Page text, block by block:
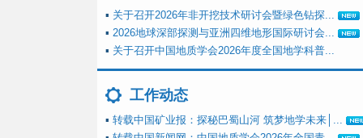
▪ 关于召开2026年非开挖技术研讨会暨绿色钻探...
▪ 2026地球深部探测与亚洲四维地形国际研讨会...
▪ 关于召开中国地质学会2026年度全国地学科普...
工作动态
▪ 转载中国矿业报：探秘巴蜀山河 筑梦地学未来│...